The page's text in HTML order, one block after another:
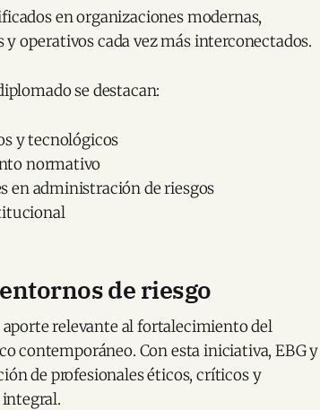
en organizaciones modernas,
operativos cada vez más interconectados.
se destacan:
y tecnológicos
normativo
en administración de riesgos
de riesgo
relevante al fortalecimiento del
contemporáneo. Con esta iniciativa, EBG y
de profesionales éticos, críticos y
integral.